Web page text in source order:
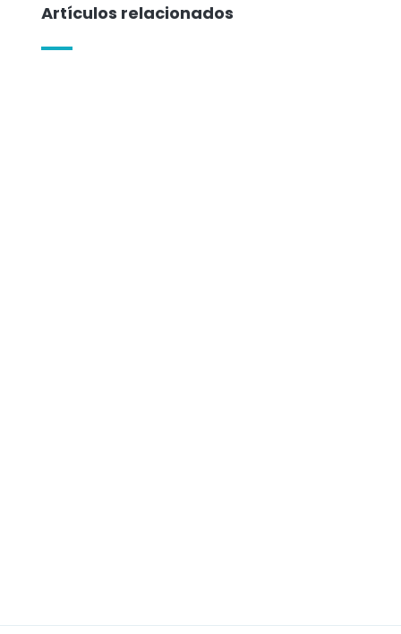
Artículos relacionados